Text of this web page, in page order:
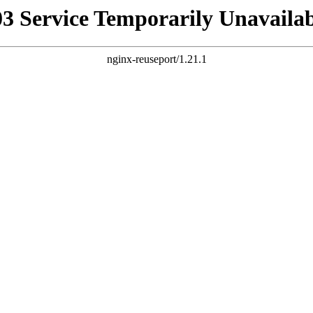
Service Temporarily
nginx-reuseport/1.21.1